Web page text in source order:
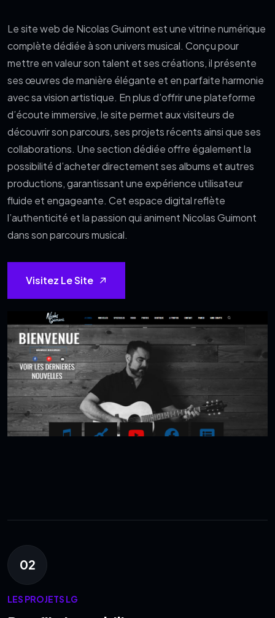
Le site web de Nicolas Guimont est une vitrine numérique
complète dédiée à son univers musical. Conçu pour
mettre en valeur son talent et ses créations, il présente
ses œuvres de manière élégante et en parfaite harmonie
avec sa vision artistique. En plus d’offrir une plateforme
d’écoute immersive, le site permet aux visiteurs de
découvrir son parcours, ses projets récents ainsi que ses
collaborations. Une section dédiée offre également la
possibilité d’acheter directement ses albums et autres
productions, garantissant une expérience utilisateur
fluide et engageante. Cet espace digital reflète
l’authenticité et la passion qui animent Nicolas Guimont
dans son parcours musical.
Visitez Le Site
02
LES PROJETS LG